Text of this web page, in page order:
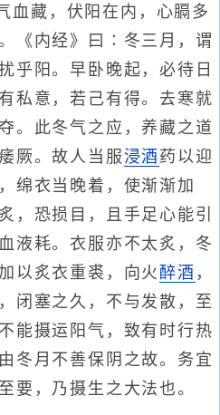
血藏，伏阳在内，心膈多
《内经》曰∶冬三月，谓
乎阳。早卧晚起，必待日
私意，若己有得。去寒就
。此冬气之应，养藏之道
厥。故人当服浸酒 药以迎
绵衣当晚着，使渐渐加
，恐损目，且手足心能引
液耗。衣服亦不太炙，冬
以炙衣重裘，向火 醉酒 ，
闭塞之久，不与发散，至
能摄运阳气，致有时行热
冬月不善保阴之故。务宜
要，乃摄生之大法也。